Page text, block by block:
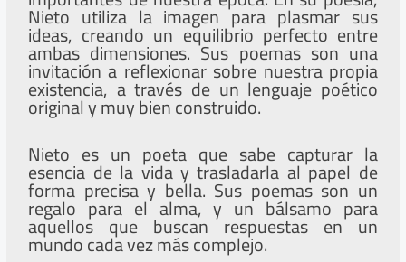
Nieto utiliza la imagen para plasmar sus
ideas, creando un equilibrio perfecto entre
ambas dimensiones. Sus poemas son una
invitación a reflexionar sobre nuestra propia
existencia, a través de un lenguaje poético
original y muy bien construido.
Nieto es un poeta que sabe capturar la
esencia de la vida y trasladarla al papel de
forma precisa y bella. Sus poemas son un
regalo para el alma, y un bálsamo para
aquellos que buscan respuestas en un
mundo cada vez más complejo.